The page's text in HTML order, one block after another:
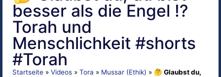
besser als die Engel ⁉️
Torah und
Menschlichkeit #shorts
#Torah
Startseite » Videos » Tora » Mussar (Ethik) » 🤔 Glaubst du,